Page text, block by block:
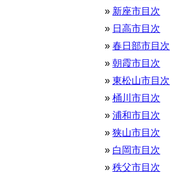
新座市目次
日高市目次
春日部市目次
朝霞市目次
東松山市目次
桶川市目次
浦和市目次
狭山市目次
白岡市目次
秩父市目次